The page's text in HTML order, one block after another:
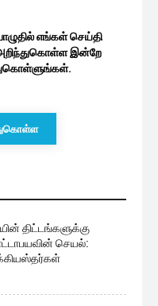
எங்கள் செய்தி
இன்றே
திட்டங்களுக்கு
செயல்: